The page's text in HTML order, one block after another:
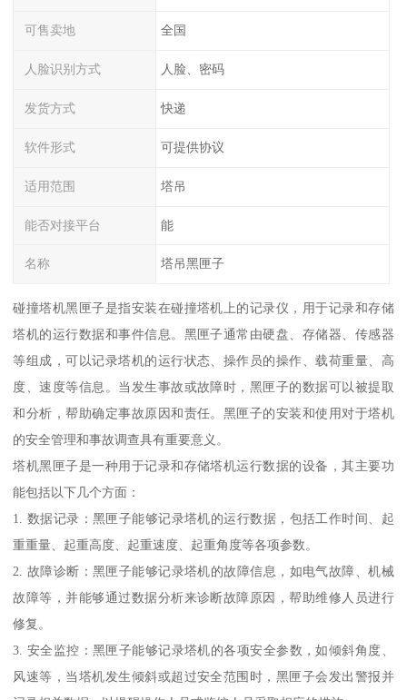
可售卖地 全国
人脸识别方式 人脸、密码
发货方式 快递
软件形式 可提供协议
适用范围 塔吊
能否对接平台 能
名称 塔吊黑匣子
碰撞塔机黑匣子是指安装在碰撞塔机上的记录仪，用于记录和存储
塔机的运行数据和事件信息。黑匣子通常由硬盘、存储器、传感器
等组成，可以记录塔机的运行状态、操作员的操作、载荷重量、高
度、速度等信息。当发生事故或故障时，黑匣子的数据可以被提取
和分析，帮助确定事故原因和责任。黑匣子的安装和使用对于塔机
的安全管理和事故调查具有重要意义。
塔机黑匣子是一种用于记录和存储塔机运行数据的设备，其主要功
能包括以下几个方面：
1. 数据记录：黑匣子能够记录塔机的运行数据，包括工作时间、起
重重量、起重高度、起重速度、起重角度等各项参数。
2. 故障诊断：黑匣子能够记录塔机的故障信息，如电气故障、机械
故障等，并能够通过数据分析来诊断故障原因，帮助维修人员进行
修复。
3. 安全监控：黑匣子能够记录塔机的各项安全参数，如倾斜角度、
风速等，当塔机发生倾斜或超过安全范围时，黑匣子会发出警报并